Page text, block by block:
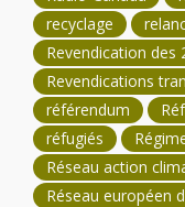
recyclage
Revendication des
Revendications
référendum
réfugiés
Réseau action
Réseau européen